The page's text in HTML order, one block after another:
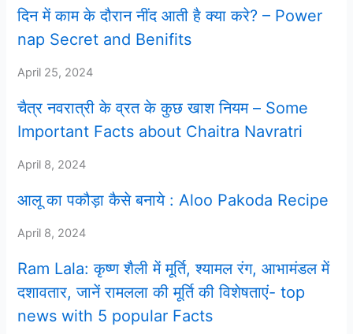
दिन में काम के दौरान नींद आती है क्या करे? – Power
nap Secret and Benifits
April 25, 2024
चैत्र नवरात्री के व्रत के कुछ खाश नियम – Some
Important Facts about Chaitra Navratri
April 8, 2024
आलू का पकौड़ा कैसे बनाये : Aloo Pakoda Recipe
April 8, 2024
Ram Lala: कृष्ण शैली में मूर्ति, श्यामल रंग, आभामंडल में
दशावतार, जानें रामलला की मूर्ति की विशेषताएं- top
news with 5 popular Facts